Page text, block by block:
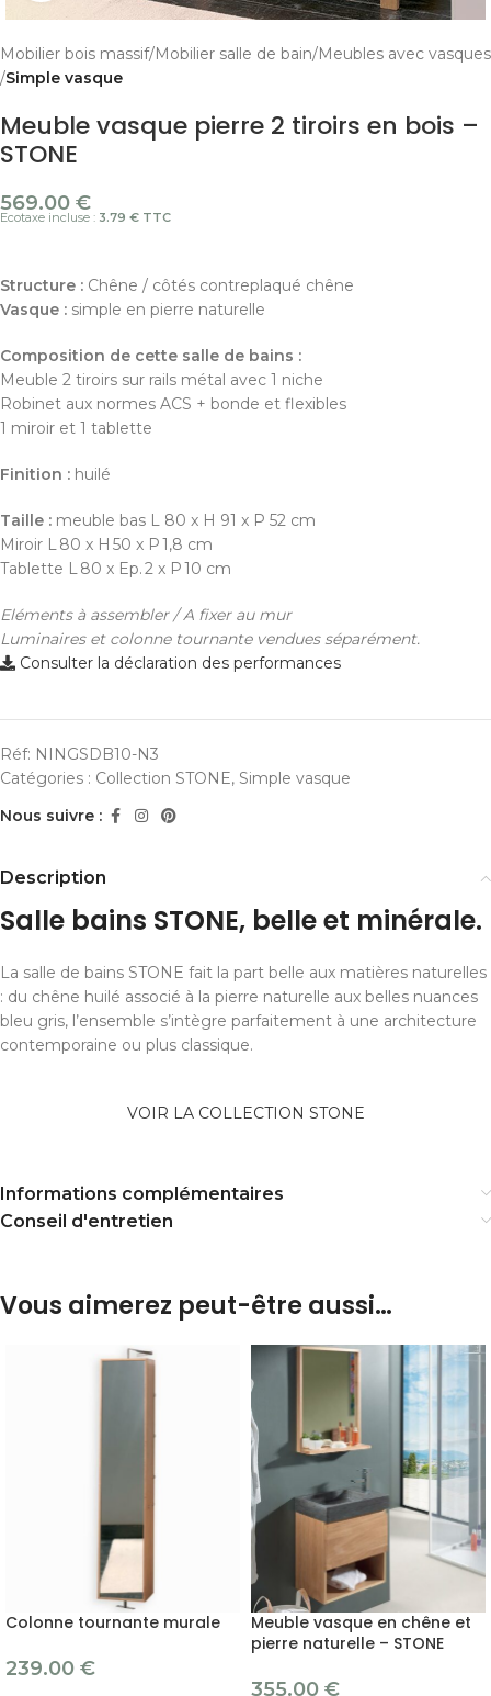
Mobilier bois massif Mobilier salle de bain Meubles avec vasques
Simple vasque
Meuble vasque pierre 2 tiroirs en bois –
STONE
569.00 €
Ecotaxe incluse : 3.79 € TTC
Structure : Chêne / côtés contreplaqué chêne
Vasque : simple en pierre naturelle
Composition de cette salle de bains :
Meuble 2 tiroirs sur rails métal avec 1 niche
Robinet aux normes ACS + bonde et flexibles
1 miroir et 1 tablette
Finition : huilé
Taille : meuble bas L 80 x H 91 x P 52 cm
Miroir L 80 x H 50 x P 1,8 cm
Tablette L 80 x Ep. 2 x P 10 cm
Eléments à assembler / A fixer au mur
Luminaires et colonne tournante vendues séparément.
Consulter la déclaration des performances
Réf: NINGSDB10-N3
Catégories : Collection STONE, Simple vasque
Nous suivre :
Description
Salle bains STONE, belle et minérale.
La salle de bains STONE fait la part belle aux matières naturelles
: du chêne huilé associé à la pierre naturelle aux belles nuances
bleu gris, l’ensemble s’intègre parfaitement à une architecture
contemporaine ou plus classique.
VOIR LA COLLECTION STONE
Informations complémentaires
Conseil d'entretien
Vous aimerez peut-être aussi…
Colonne tournante murale
239.00 €
Meuble vasque en chêne et
pierre naturelle – STONE
355.00 €